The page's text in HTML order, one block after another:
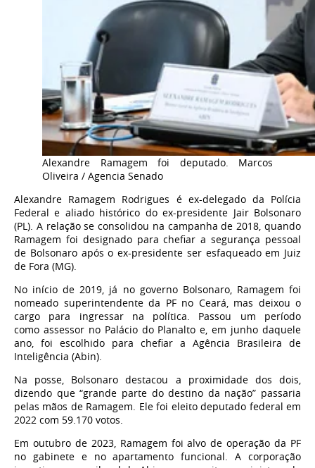
Alexandre Ramagem foi deputado. Marcos
Oliveira / Agencia Senado
Alexandre Ramagem Rodrigues é ex-delegado da Polícia
Federal e aliado histórico do ex-presidente Jair Bolsonaro
(PL). A relação se consolidou na campanha de 2018, quando
Ramagem foi designado para chefiar a segurança pessoal
de Bolsonaro após o ex-presidente ser esfaqueado em Juiz
de Fora (MG).
No início de 2019, já no governo Bolsonaro, Ramagem foi
nomeado superintendente da PF no Ceará, mas deixou o
cargo para ingressar na política. Passou um período
como assessor no Palácio do Planalto e, em junho daquele
ano, foi escolhido para chefiar a Agência Brasileira de
Inteligência (Abin).
Na posse, Bolsonaro destacou a proximidade dos dois,
dizendo que “grande parte do destino da nação” passaria
pelas mãos de Ramagem. Ele foi eleito deputado federal em
2022 com 59.170 votos.
Em outubro de 2023, Ramagem foi alvo de operação da PF
no gabinete e no apartamento funcional. A corporação